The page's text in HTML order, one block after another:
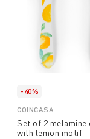
-40%
COINCASA
Set of 2 melamine
with lemon motif